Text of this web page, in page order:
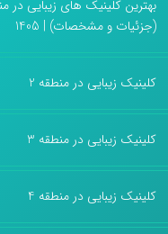
(جزئیات و مشخصات) | 1405
کلینیک زیبایی در منطقه 2
کلینیک زیبایی در منطقه 3
کلینیک زیبایی در منطقه 4